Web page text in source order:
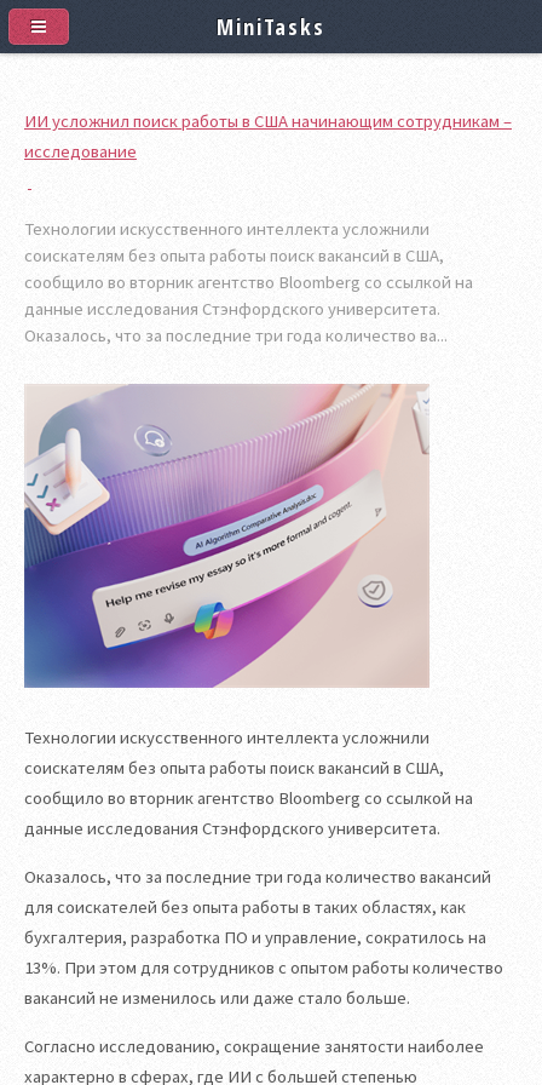
ИИ усложнил поиск работы в США начинающим сотрудникам –
исследование
Технологии искусственного интеллекта усложнили
соискателям без опыта работы поиск вакансий в США,
сообщило во вторник агентство Bloomberg со ссылкой на
данные исследования Стэнфордского университета.
Оказалось, что за последние три года количество ва...
Технологии искусственного интеллекта усложнили
соискателям без опыта работы поиск вакансий в США,
сообщило во вторник агентство Bloomberg со ссылкой на
данные исследования Стэнфордского университета.
Оказалось, что за последние три года количество вакансий
для соискателей без опыта работы в таких областях, как
бухгалтерия, разработка ПО и управление, сократилось на
13%. При этом для сотрудников с опытом работы количество
вакансий не изменилось или даже стало больше.
Согласно исследованию, сокращение занятости наиболее
характерно в сферах, где ИИ с большей степенью
MiniTasks